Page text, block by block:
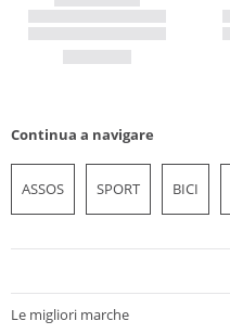
Continua a navigare
ASSOS SPORT BICI
Le migliori marche